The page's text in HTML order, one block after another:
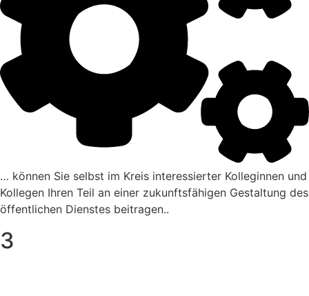
… können Sie selbst im Kreis inter­es­sierter Kolle­ginnen und
Kollegen Ihren Teil an einer zukunfts­fä­higen Gestal­tung des
öffent­li­chen Dienstes beitragen..
3